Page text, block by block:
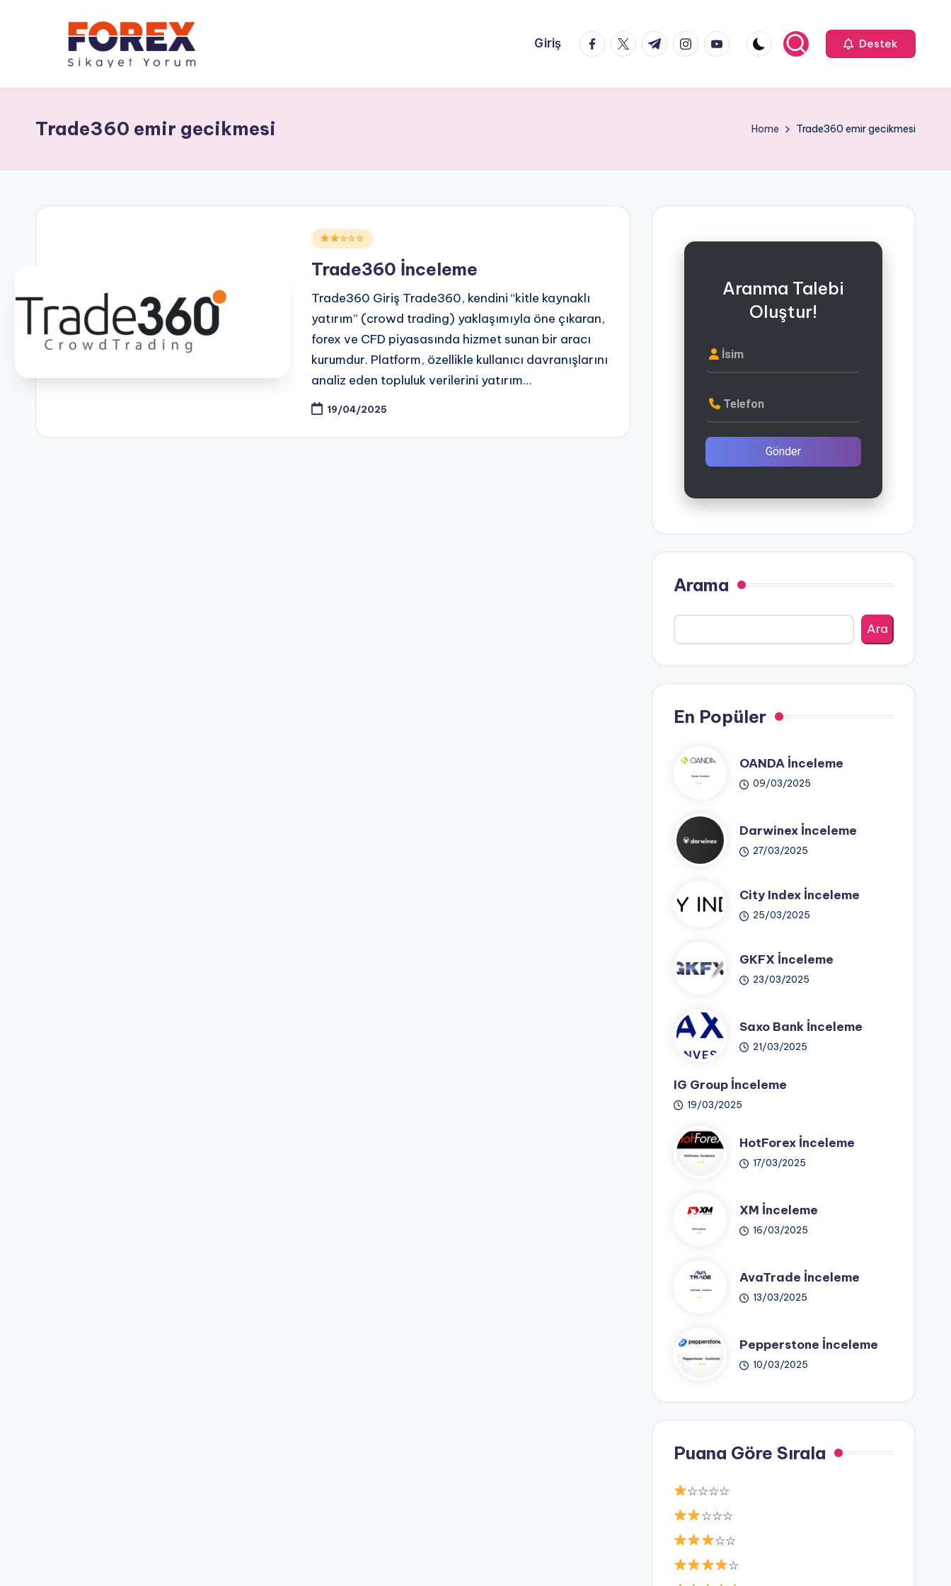
Giriş facebook.com
twitter.com
t.me instagram.com
youtube.com Destek
Trade360 emir gecikmesi Home Trade360 emir gecikmesi
Posted☆☆☆
Trade360 İnceleme
Trade360 Giriş Trade360, kendini “kitle kaynaklı
yatırım” (crowd trading) yaklaşımıyla öne çıkaran,
forex ve CFD piyasasında hizmet sunan bir aracı
kurumdur. Platform, özellikle kullanıcı davranışlarını
analiz eden topluluk verilerini yatırım…
19/04/2025
Aranma Talebi
Oluştur!
İsim
Telefon
Gönder
Arama
Ara
En Popüler
OANDA İnceleme
09/03/2025
Darwinex İnceleme
27/03/2025
City Index İnceleme
25/03/2025
GKFX İnceleme
23/03/2025
Saxo Bank İnceleme
21/03/2025
IG Group İnceleme
19/03/2025
HotForex İnceleme
17/03/2025
XM İnceleme
16/03/2025
AvaTrade İnceleme
13/03/2025
Pepperstone İnceleme
10/03/2025
Puana Göre Sırala
☆☆☆☆
☆☆☆
☆☆
☆